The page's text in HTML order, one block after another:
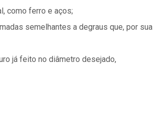
como ferro e aços;
semelhantes a degraus que, por sua
já feito no diâmetro desejado,